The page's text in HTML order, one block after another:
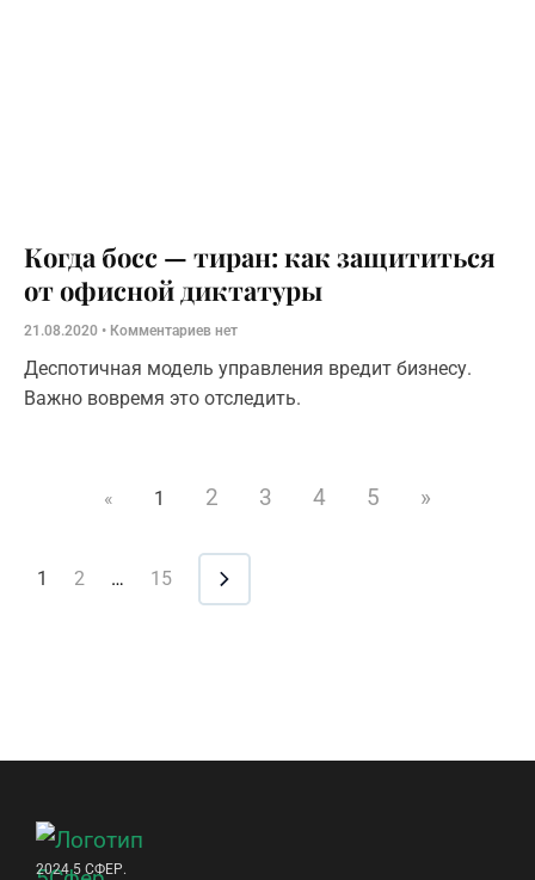
Когда босс — тиран: как защититься
от офисной диктатуры
21.08.2020 Комментариев нет
Деспотичная модель управления вредит бизнесу.
Важно вовремя это отследить.
« 1 2 3 4 5 »
1 2 … 15
2024 5 СФЕР.